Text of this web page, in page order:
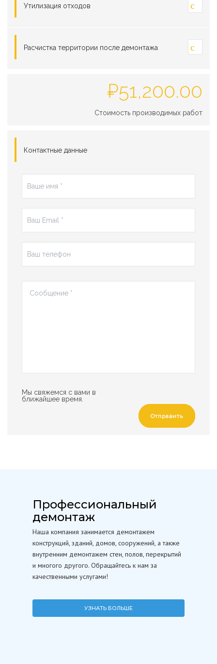
Утилизация отходов
Расчистка территории после демонтажа
₽51,200.00
Стоимость производимых работ
Контактные данные
Мы свяжемся с вами в
ближайшее время.
Отправить
Профессиональный
демонтаж
Наша компания занимается демонтажем
конструкций, зданий, домов, сооружений, а также
внутренним демонтажем стен, полов, перекрытий
и многого другого. Обращайтесь к нам за
качественными услугами!
УЗНАТЬ БОЛЬШЕ